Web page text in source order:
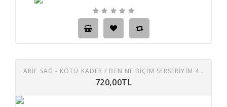
ARİF SAĞ - KÖTÜ KADER / BEN NE BIÇIM SERSERIYIM 45 LIK PLAK
720,00TL